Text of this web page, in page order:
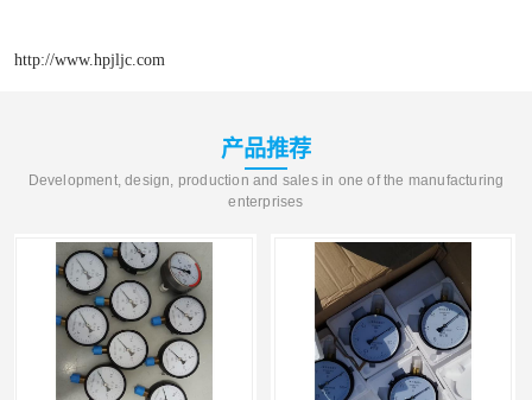
http://www.hpjljc.com
产品推荐
Development, design, production and sales in one of the manufacturing
enterprises